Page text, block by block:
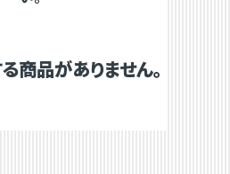
商品がありません。